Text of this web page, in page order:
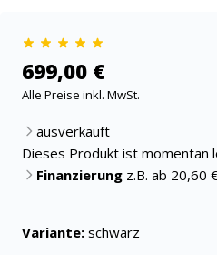
699,00 €
Alle Preise inkl. MwSt.
ausverkauft
Dieses Produkt ist momentan
Finanzierung z.B. ab 20,60
Variante: schwarz